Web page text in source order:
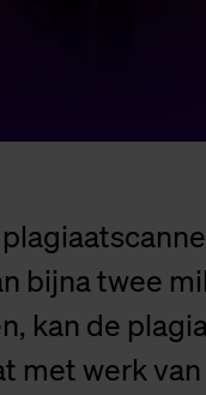
bijna twee
kan de
met werk